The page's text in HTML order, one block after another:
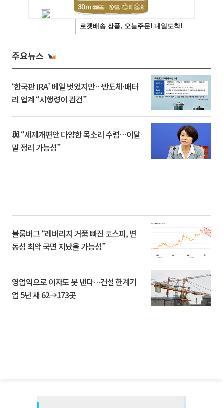
주요뉴스
‘한국판 IRA’ 베일 벗었지만…반도체·배터
리 업계 “시행령이 관건”
與 “세제개편안 다양한 목소리 수렴…이달
말 정리 가능성”
블룸버그 “레버리지 거품 빠진 코스피, 변
동성 최악 국면 지났을 가능성”
영업익으로 이자도 못 낸다…건설 한계기
업 5년 새 62→173곳